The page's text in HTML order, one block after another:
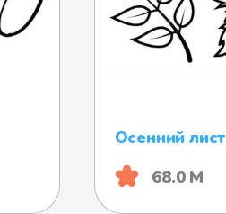
Осенний лист
68.0 М